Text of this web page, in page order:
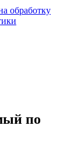
обработку
по